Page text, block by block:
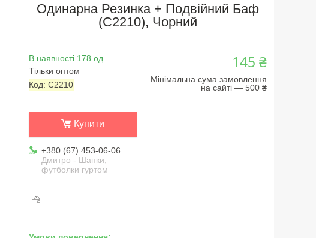
Одинарна Резинка + Подвійний Баф
(С2210), Чорний
В наявності 178 од.
Тільки оптом
Код: С2210
145 ₴
Мінімальна сума замовлення
на сайті — 500 ₴
Купити
+380 (67) 453-06-06
Дмитро - Шапки,
футболки гуртом